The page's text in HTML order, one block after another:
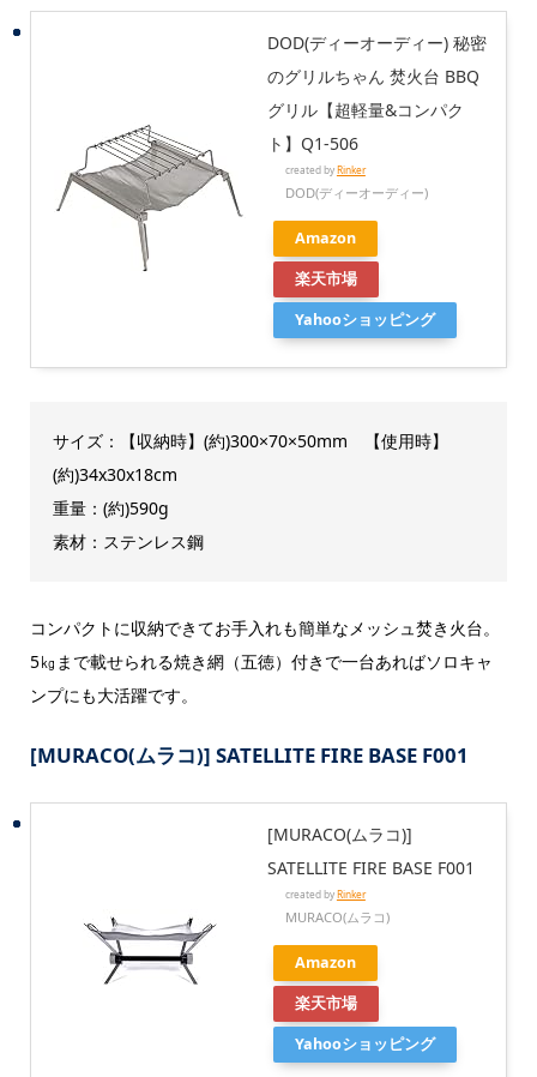
DOD(ディーオーディー) 秘密
のグリルちゃん 焚火台 BBQ
グリル【超軽量&コンパク
ト】Q1-506
created by Rinker
DOD(ディーオーディー)
Amazon
楽天市場
Yahooショッピング
サイズ：【収納時】(約)300×70×50mm 【使用時】
(約)34x30x18cm
重量：(約)590g
素材：ステンレス鋼
コンパクトに収納できてお手入れも簡単なメッシュ焚き火台。
5㎏まで載せられる焼き網（五徳）付きで一台あればソロキャ
ンプにも大活躍です。
[MURACO(ムラコ)] SATELLITE FIRE BASE F001
[MURACO(ムラコ)]
SATELLITE FIRE BASE F001
created byRinker
MURACO(ムラコ)
Amazon
楽天市場
Yahooショッピング